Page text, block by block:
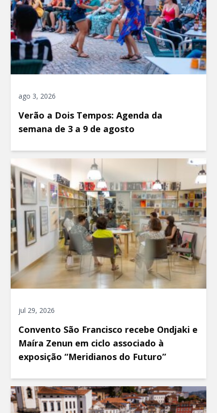
ago 3, 2026
Verão a Dois Tempos: Agenda da
semana de 3 a 9 de agosto
jul 29, 2026
Convento São Francisco recebe Ondjaki e
Maíra Zenun em ciclo associado à
exposição “Meridianos do Futuro”